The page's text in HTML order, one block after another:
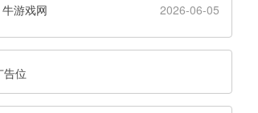
牛游戏网
2026-06-05